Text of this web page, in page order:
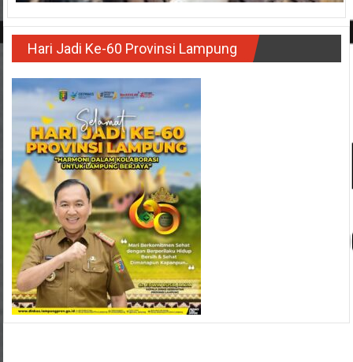
Hari Jadi Ke-60 Provinsi Lampung